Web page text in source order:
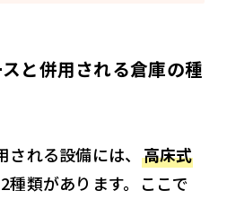
スと併用される倉庫の種
れる設備には、 高床式
種類があります。ここで